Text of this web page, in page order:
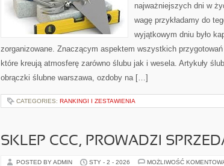
najważniejszych dni w
wagę przykładamy do
wyjątkowym dniu było
zorganizowane. Znaczącym aspektem wszystkich
które kreują atmosferę zarówno ślubu jak i wesela. Artykuły
obrączki ślubne warszawa, ozdoby na […]
CATEGORIES: RANKINGI I ZESTAWIENIA
SKLEP CCC, PROWADZI
POSTED BY ADMIN STY - 2 - 2026 MOŻLIWOŚĆ